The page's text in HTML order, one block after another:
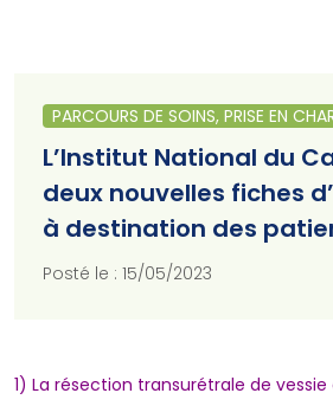
PARCOURS DE SOINS, PRISE EN
L’Institut National du
deux nouvelles fiches
à destination des
Posté le : 15/05/2023
1) La résection transurétrale de vessie